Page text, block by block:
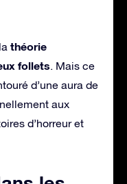
théorie
follets. Mais ce
d’une aura de
aux
d’horreur et